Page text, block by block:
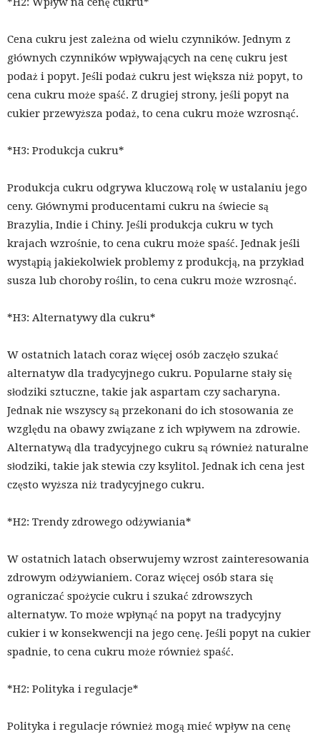
Cena cukru jest zależna od wielu czynników. Jednym z
głównych czynników wpływających na cenę cukru jest
podaż i popyt. Jeśli podaż cukru jest większa niż popyt, to
cena cukru może spaść. Z drugiej strony, jeśli popyt na
cukier przewyższa podaż, to cena cukru może wzrosnąć.
*H3: Produkcja cukru*
Produkcja cukru odgrywa kluczową rolę w ustalaniu jego
ceny. Głównymi producentami cukru na świecie są
Brazylia, Indie i Chiny. Jeśli produkcja cukru w tych
krajach wzrośnie, to cena cukru może spaść. Jednak jeśli
wystąpią jakiekolwiek problemy z produkcją, na przykład
susza lub choroby roślin, to cena cukru może wzrosnąć.
*H3: Alternatywy dla cukru*
W ostatnich latach coraz więcej osób zaczęło szukać
alternatyw dla tradycyjnego cukru. Popularne stały się
słodziki sztuczne, takie jak aspartam czy sacharyna.
Jednak nie wszyscy są przekonani do ich stosowania ze
względu na obawy związane z ich wpływem na zdrowie.
Alternatywą dla tradycyjnego cukru są również naturalne
słodziki, takie jak stewia czy ksylitol. Jednak ich cena jest
często wyższa niż tradycyjnego cukru.
*H2: Trendy zdrowego odżywiania*
W ostatnich latach obserwujemy wzrost zainteresowania
zdrowym odżywianiem. Coraz więcej osób stara się
ograniczać spożycie cukru i szukać zdrowszych
alternatyw. To może wpłynąć na popyt na tradycyjny
cukier i w konsekwencji na jego cenę. Jeśli popyt na cukier
spadnie, to cena cukru może również spaść.
*H2: Polityka i regulacje*
Polityka i regulacje również mogą mieć wpływ na cenę